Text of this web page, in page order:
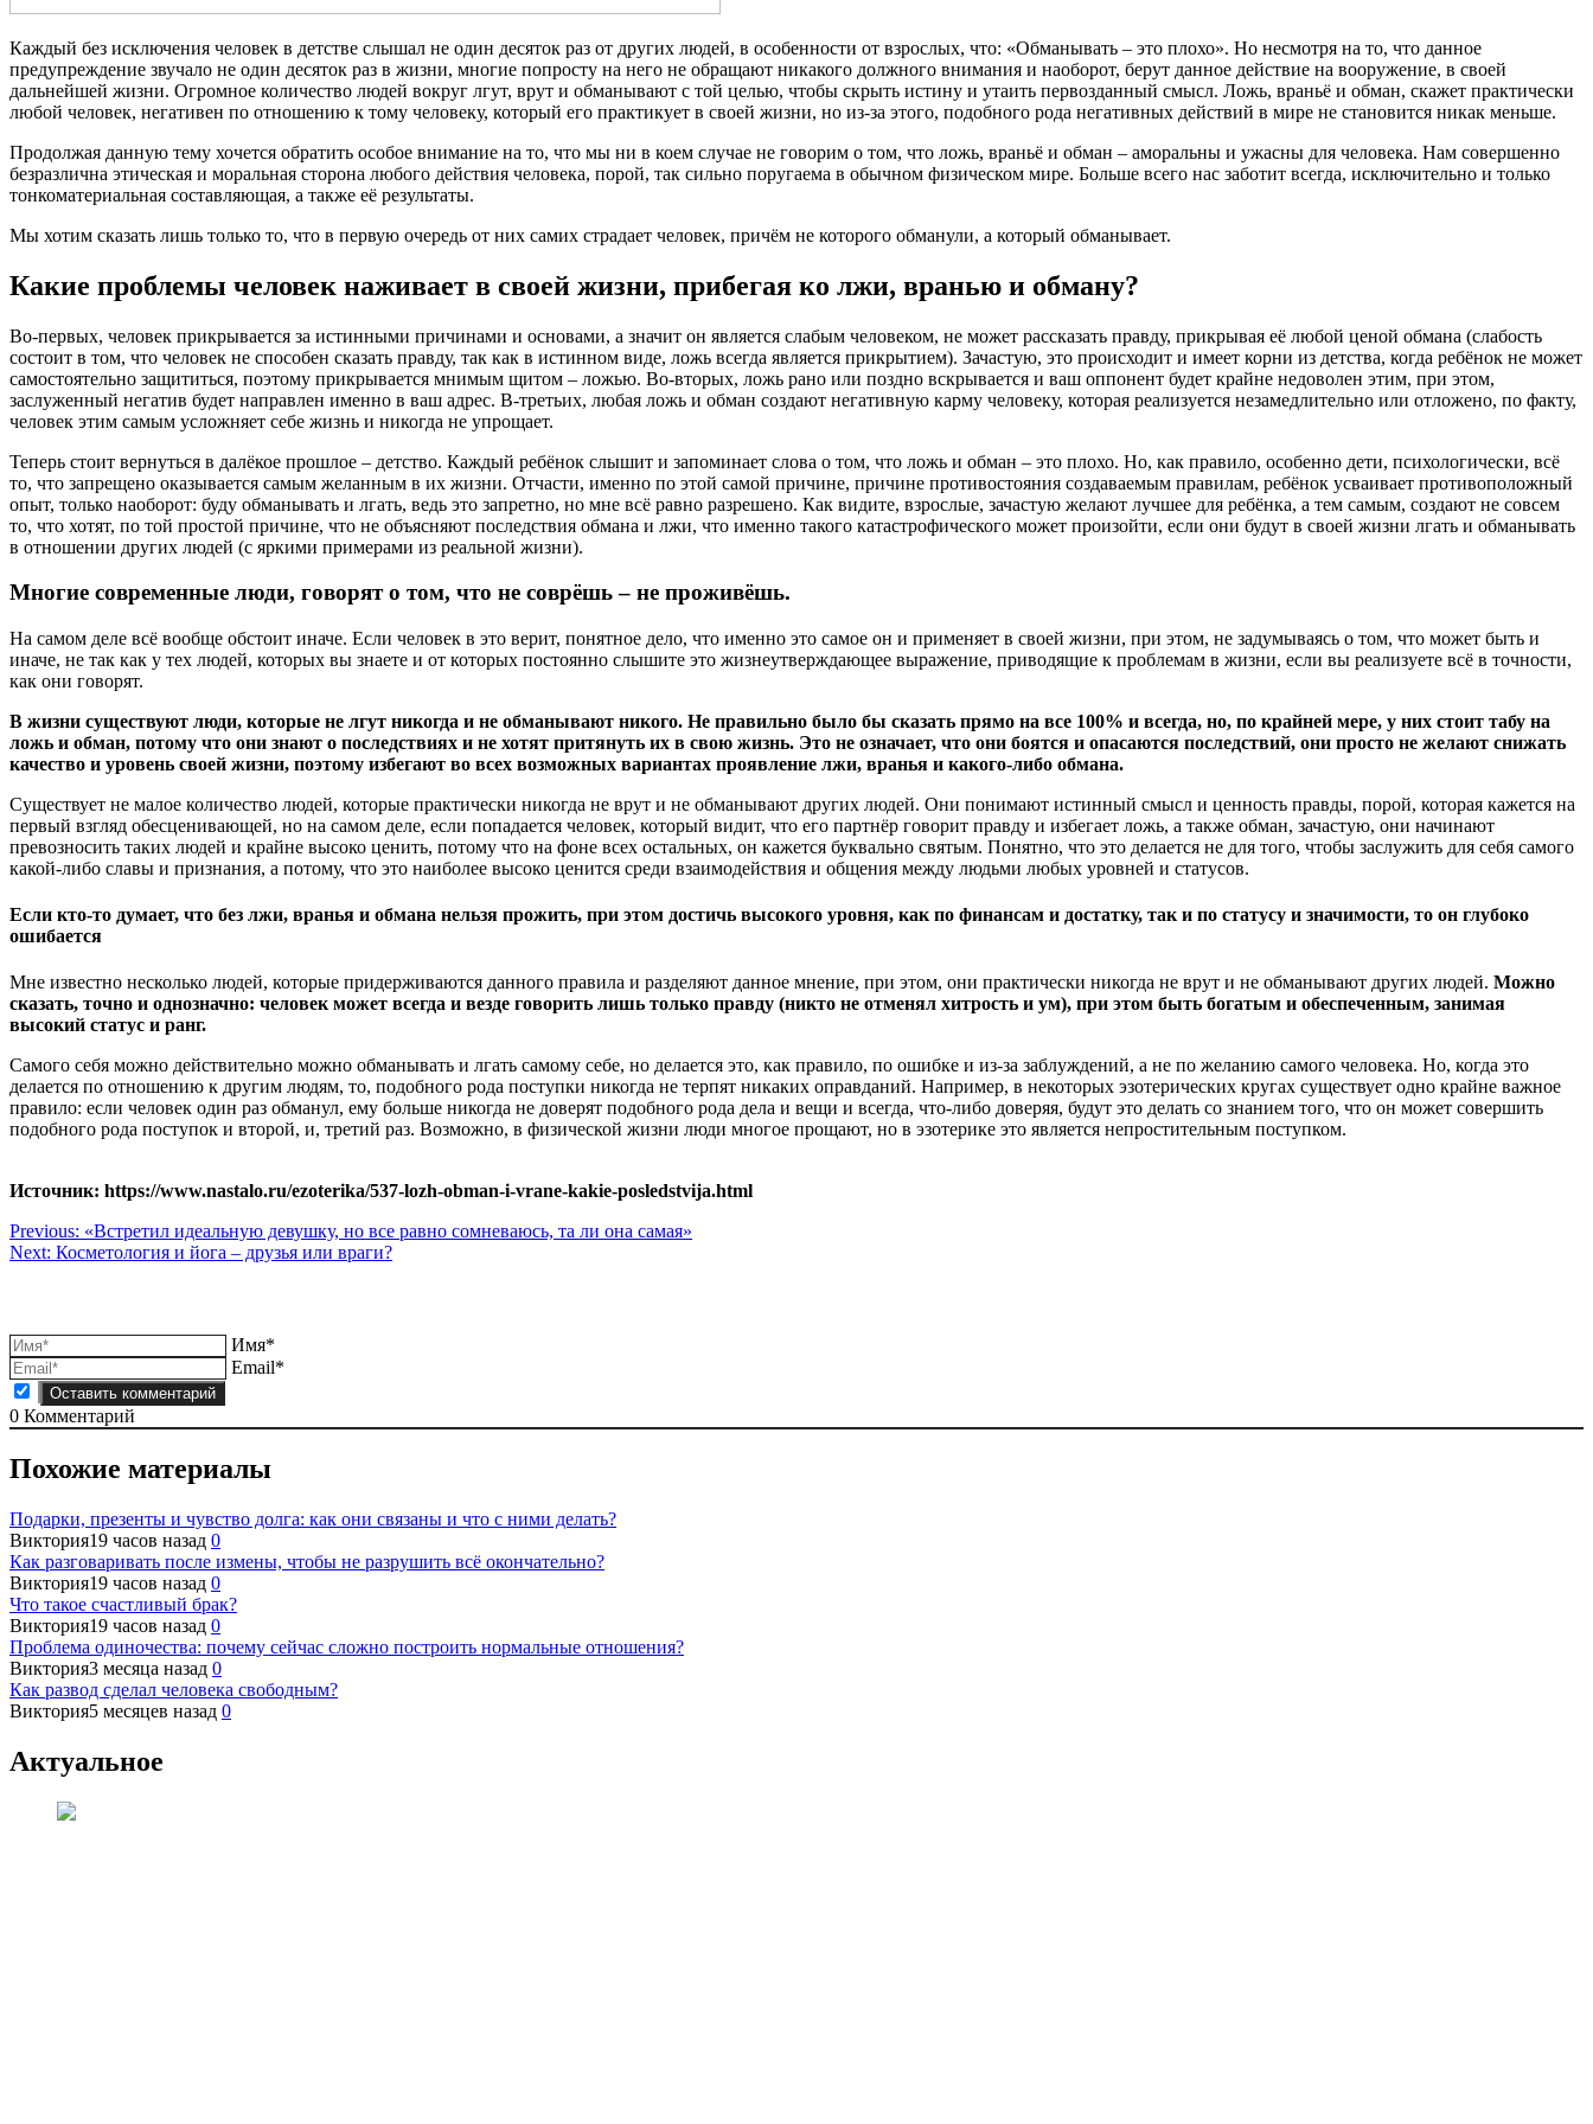
Каждый без исключения человек в детстве слышал не один десяток раз от других людей, в особенности от взрослых, что: «Обманывать – это плохо». Но несмотря на то, что данное
предупреждение звучало не один десяток раз в жизни, многие попросту на него не обращают никакого должного внимания и наоборот, берут данное действие на вооружение, в своей
дальнейшей жизни. Огромное количество людей вокруг лгут, врут и обманывают с той целью, чтобы скрыть истину и утаить первозданный смысл. Ложь, враньё и обман, скажет практически
любой человек, негативен по отношению к тому человеку, который его практикует в своей жизни, но из-за этого, подобного рода негативных действий в мире не становится никак меньше.
Продолжая данную тему хочется обратить особое внимание на то, что мы ни в коем случае не говорим о том, что ложь, враньё и обман – аморальны и ужасны для человека. Нам совершенно
безразлична этическая и моральная сторона любого действия человека, порой, так сильно поругаема в обычном физическом мире. Больше всего нас заботит всегда, исключительно и только
тонкоматериальная составляющая, а также её результаты.
Мы хотим сказать лишь только то, что в первую очередь от них самих страдает человек, причём не которого обманули, а который обманывает.
Какие проблемы человек наживает в своей жизни, прибегая ко лжи, вранью и обману?
Во-первых, человек прикрывается за истинными причинами и основами, а значит он является слабым человеком, не может рассказать правду, прикрывая её любой ценой обмана (слабость
состоит в том, что человек не способен сказать правду, так как в истинном виде, ложь всегда является прикрытием). Зачастую, это происходит и имеет корни из детства, когда ребёнок не может
самостоятельно защититься, поэтому прикрывается мнимым щитом – ложью. Во-вторых, ложь рано или поздно вскрывается и ваш оппонент будет крайне недоволен этим, при этом,
заслуженный негатив будет направлен именно в ваш адрес. В-третьих, любая ложь и обман создают негативную карму человеку, которая реализуется незамедлительно или отложено, по факту,
человек этим самым усложняет себе жизнь и никогда не упрощает.
Теперь стоит вернуться в далёкое прошлое – детство. Каждый ребёнок слышит и запоминает слова о том, что ложь и обман – это плохо. Но, как правило, особенно дети, психологически, всё
то, что запрещено оказывается самым желанным в их жизни. Отчасти, именно по этой самой причине, причине противостояния создаваемым правилам, ребёнок усваивает противоположный
опыт, только наоборот: буду обманывать и лгать, ведь это запретно, но мне всё равно разрешено. Как видите, взрослые, зачастую желают лучшее для ребёнка, а тем самым, создают не совсем
то, что хотят, по той простой причине, что не объясняют последствия обмана и лжи, что именно такого катастрофического может произойти, если они будут в своей жизни лгать и обманывать
в отношении других людей (с яркими примерами из реальной жизни).
Многие современные люди, говорят о том, что не соврёшь – не проживёшь.
На самом деле всё вообще обстоит иначе. Если человек в это верит, понятное дело, что именно это самое он и применяет в своей жизни, при этом, не задумываясь о том, что может быть и
иначе, не так как у тех людей, которых вы знаете и от которых постоянно слышите это жизнеутверждающее выражение, приводящие к проблемам в жизни, если вы реализуете всё в точности,
как они говорят.
В жизни существуют люди, которые не лгут никогда и не обманывают никого. Не правильно было бы сказать прямо на все 100% и всегда, но, по крайней мере, у них стоит табу на
ложь и обман, потому что они знают о последствиях и не хотят притянуть их в свою жизнь. Это не означает, что они боятся и опасаются последствий, они просто не желают снижать
качество и уровень своей жизни, поэтому избегают во всех возможных вариантах проявление лжи, вранья и какого-либо обмана.
Существует не малое количество людей, которые практически никогда не врут и не обманывают других людей. Они понимают истинный смысл и ценность правды, порой, которая кажется на
первый взгляд обесценивающей, но на самом деле, если попадается человек, который видит, что его партнёр говорит правду и избегает ложь, а также обман, зачастую, они начинают
превозносить таких людей и крайне высоко ценить, потому что на фоне всех остальных, он кажется буквально святым. Понятно, что это делается не для того, чтобы заслужить для себя самого
какой-либо славы и признания, а потому, что это наиболее высоко ценится среди взаимодействия и общения между людьми любых уровней и статусов.
Если кто-то думает, что без лжи, вранья и обмана нельзя прожить, при этом достичь высокого уровня, как по финансам и достатку, так и по статусу и значимости, то он глубоко
ошибается
Мне известно несколько людей, которые придерживаются данного правила и разделяют данное мнение, при этом, они практически никогда не врут и не обманывают других людей. Можно
сказать, точно и однозначно: человек может всегда и везде говорить лишь только правду (никто не отменял хитрость и ум), при этом быть богатым и обеспеченным, занимая
высокий статус и ранг.
Самого себя можно действительно можно обманывать и лгать самому себе, но делается это, как правило, по ошибке и из-за заблуждений, а не по желанию самого человека. Но, когда это
делается по отношению к другим людям, то, подобного рода поступки никогда не терпят никаких оправданий. Например, в некоторых эзотерических кругах существует одно крайне важное
правило: если человек один раз обманул, ему больше никогда не доверят подобного рода дела и вещи и всегда, что-либо доверяя, будут это делать со знанием того, что он может совершить
подобного рода поступок и второй, и, третий раз. Возможно, в физической жизни люди многое прощают, но в эзотерике это является непростительным поступком.
Источник: https://www.nastalo.ru/ezoterika/537-lozh-obman-i-vrane-kakie-posledstvija.html
Навигация
по
Previous: «Встретил идеальную девушку, но все равно сомневаюсь, та ли она самая»
Next: Косметология и йога – друзья или враги?
Имя*
Email*
0 Комментарий
Похожие материалы
Подарки, презенты и чувство долга: как они связаны и что с ними делать?
Виктория19 часов назад 0
Как разговаривать после измены, чтобы не разрушить всё окончательно?
Виктория19 часов назад 0
Что такое счастливый брак?
Виктория19 часов назад 0
Проблема одиночества: почему сейчас сложно построить нормальные отношения?
Виктория3 месяца назад 0
Как развод сделал человека свободным?
Виктория5 месяцев назад 0
Актуальное